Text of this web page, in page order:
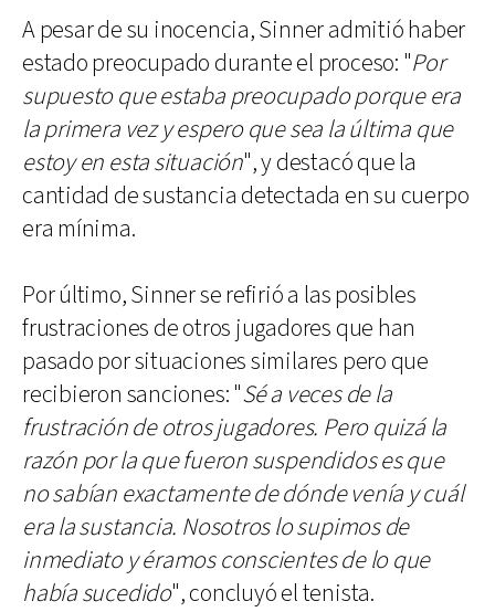
A pesar de su inocencia, Sinner admitió haber
estado preocupado durante el proceso: "Por
supuesto que estaba preocupado porque era
la primera vez y espero que sea la última que
estoy en esta situación", y destacó que la
cantidad de sustancia detectada en su cuerpo
era mínima.
Por último, Sinner se refirió a las posibles
frustraciones de otros jugadores que han
pasado por situaciones similares pero que
recibieron sanciones: "Sé a veces de la
frustración de otros jugadores. Pero quizá la
razón por la que fueron suspendidos es que
no sabían exactamente de dónde venía y cuál
era la sustancia. Nosotros lo supimos de
inmediato y éramos conscientes de lo que
había sucedido", concluyó el tenista.